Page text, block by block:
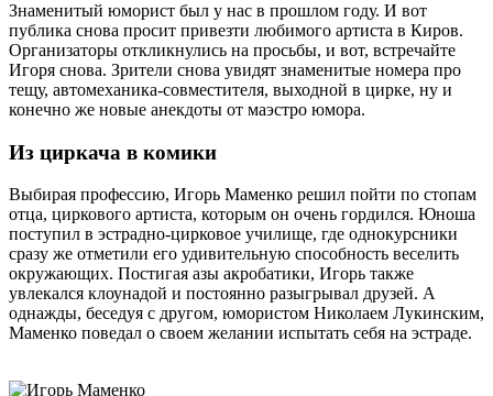
Знаменитый юморист был у нас в прошлом году. И вот
публика снова просит привезти любимого артиста в Киров.
Организаторы откликнулись на просьбы, и вот, встречайте
Игоря снова. Зрители снова увидят знаменитые номера про
тещу, автомеханика-совместителя, выходной в цирке, ну и
конечно же новые анекдоты от маэстро юмора.
Из циркача в комики
Выбирая профессию, Игорь Маменко решил пойти по стопам
отца, циркового артиста, которым он очень гордился. Юноша
поступил в эстрадно-цирковое училище, где однокурсники
сразу же отметили его удивительную способность веселить
окружающих. Постигая азы акробатики, Игорь также
увлекался клоунадой и постоянно разыгрывал друзей. А
однажды, беседуя с другом, юмористом Николаем Лукинским,
Маменко поведал о своем желании испытать себя на эстраде.